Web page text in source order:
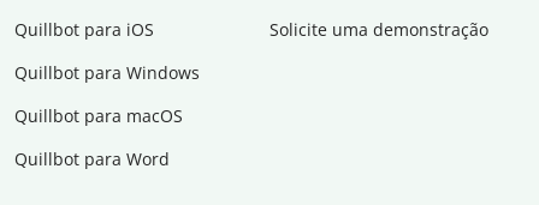
Quillbot para iOS
Quillbot para Windows
Quillbot para macOS
Quillbot para Word
Solicite uma demonstração